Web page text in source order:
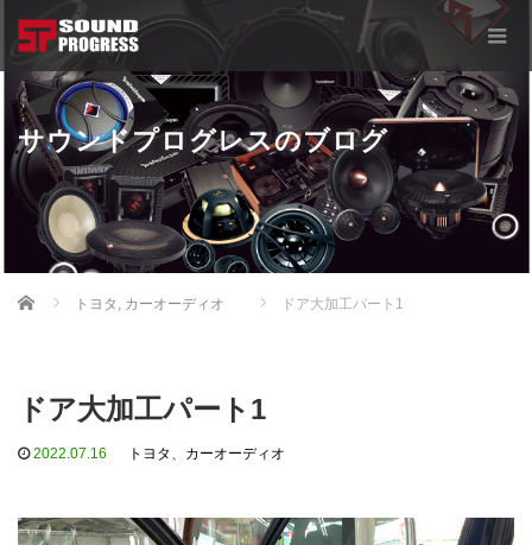
サウンドプログレスのブログ
Home トヨタ , カーオーディオ ドア大加工パート1
ドア大加工パート1
2022.07.16 トヨタ 、 カーオーディオ